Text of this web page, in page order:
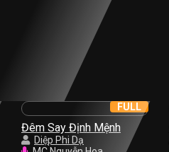
Đêm Say Định Mệnh
Diệp Phi Dạ
FULL